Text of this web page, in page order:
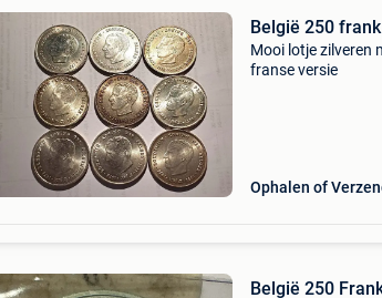
België 250
Mooi lotje zilveren
franse versie
Ophalen of
België 250